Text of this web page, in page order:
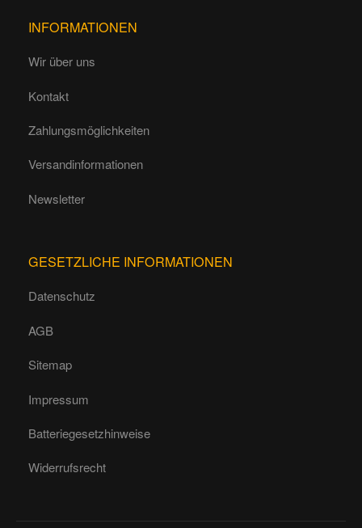
INFORMATIONEN
Wir über uns
Kontakt
Zahlungsmöglichkeiten
Versandinformationen
Newsletter
GESETZLICHE INFORMATIONEN
Datenschutz
AGB
Sitemap
Impressum
Batteriegesetzhinweise
Widerrufsrecht